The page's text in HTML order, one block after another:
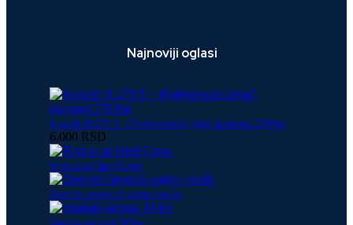
Najnoviji oglasi
Kranzle B 270 T – Profesionalni perač, puromat 270 bar
6,000 RSD
Rent a car Opel Corsa
Dnevni i mesecni najam vozila
Iznajmi agregat 30 kw